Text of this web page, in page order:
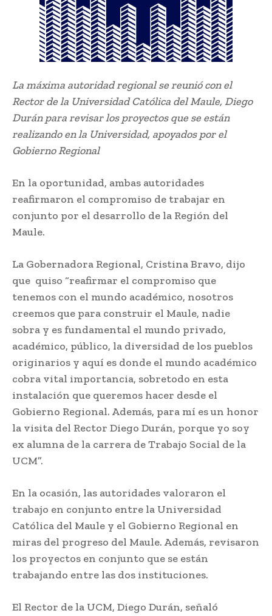
La máxima autoridad regional se reunió con el
Rector de la Universidad Católica del Maule, Diego
Durán para revisar los proyectos que se están
realizando en la Universidad, apoyados por el
Gobierno Regional
En la oportunidad, ambas autoridades
reafirmaron el compromiso de trabajar en
conjunto por el desarrollo de la Región del
Maule.
La Gobernadora Regional, Cristina Bravo, dijo
que quiso “reafirmar el compromiso que
tenemos con el mundo académico, nosotros
creemos que para construir el Maule, nadie
sobra y es fundamental el mundo privado,
académico, público, la diversidad de los pueblos
originarios y aquí es donde el mundo académico
cobra vital importancia, sobretodo en esta
instalación que queremos hacer desde el
Gobierno Regional. Además, para mí es un honor
la visita del Rector Diego Durán, porque yo soy
ex alumna de la carrera de Trabajo Social de la
UCM”.
En la ocasión, las autoridades valoraron el
trabajo en conjunto entre la Universidad
Católica del Maule y el Gobierno Regional en
miras del progreso del Maule. Además, revisaron
los proyectos en conjunto que se están
trabajando entre las dos instituciones.
El Rector de la UCM, Diego Durán, señaló